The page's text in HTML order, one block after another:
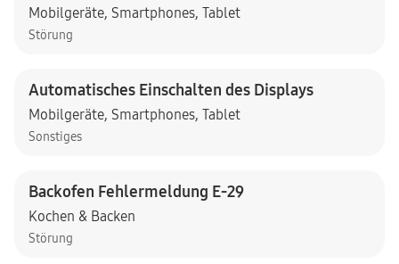
Mobilgeräte, Smartphones, Tablet
Störung
Automatisches Einschalten des Displays
Mobilgeräte, Smartphones, Tablet
Sonstiges
Backofen Fehlermeldung E-29
Kochen & Backen
Störung